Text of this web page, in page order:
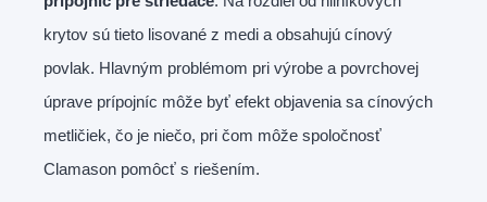
krytov sú tieto lisované z medi a obsahujú cínový
povlak. Hlavným problémom pri výrobe a povrchovej
úprave prípojníc môže byť efekt objavenia sa cínových
metličiek, čo je niečo, pri čom môže spoločnosť
Clamason pomôcť s riešením.